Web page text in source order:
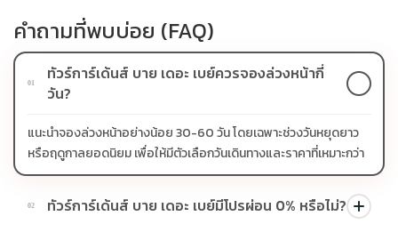
คำถามที่พบบ่อย (FAQ)
01
ทัวร์การ์เด้นส์ บาย เดอะ เบย์ควรจองล่วงหน้ากี่
วัน?
แนะนำจองล่วงหน้าอย่างน้อย 30-60 วัน โดยเฉพาะช่วงวันหยุดยาว
หรือฤดูกาลยอดนิยม เพื่อให้มีตัวเลือกวันเดินทางและราคาที่เหมาะกว่า
02 ทัวร์การ์เด้นส์ บาย เดอะ เบย์มีโปรผ่อน 0% หรือไม่?